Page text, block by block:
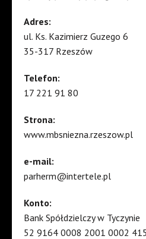
Adres:
ul. Ks. Kazimierz Guzego 6
35-317 Rzeszów
Telefon:
17 221 91 80
Strona:
www.mbsniezna.rzeszow.pl
e-mail:
parherm@intertele.pl
Konto:
Bank Spółdzielczy w Tyczynie
52 9164 0008 2001 0002